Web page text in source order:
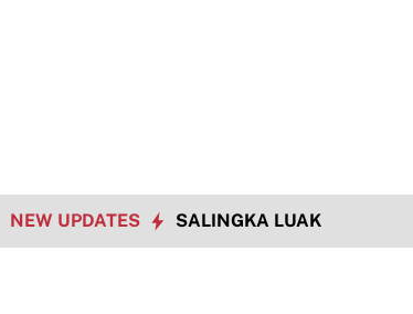
NEW UPDATES SALINGKA LUAK